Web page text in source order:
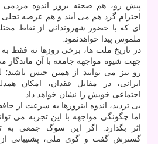
پیش رو، هم صحنه بروز اندوه مردمی
احترام گرد هم می آیند و هم عرصه
ای که با حضور شهروندانی از نقاط
ملموس پیدا خواهدنمود.
در تاریخ ملت ها، برخی روزها نه فقط
جهت شیوه مواجهه جامعه با آن
رو نیز می توانند از همین جنس باشند؛
ایرانی، در مقابل فقدان، امکان
اجتماعی خویش را نشان خواهد داد.
بی تردید، اندوه اینروزها به سرعت از
اما چگونگی مواجهه با این تجربه می
اثر بگذارد. اگر این سوگ جمعی به
گسترش گفت و گوی ملی، پشتیبانی از